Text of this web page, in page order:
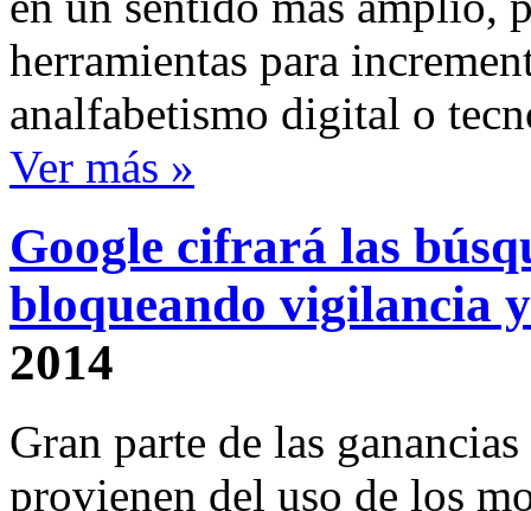
herramientas para
analfabetismo digital o
Ver más »
Google cifrará las
bloqueando vigilancia
2014
Gran parte de las
provienen del uso de los